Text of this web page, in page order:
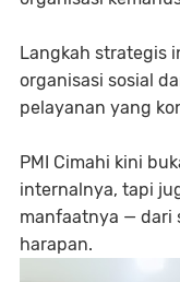
Langkah strategis
organisasi sosial
pelayanan yang
PMI Cimahi kini
internalnya, tapi
manfaatnya — dari
harapan.